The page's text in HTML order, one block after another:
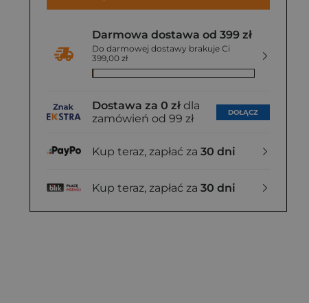
Darmowa dostawa od 399 zł
Do darmowej dostawy brakuje Ci
399,00 zł
Dostawa za 0 zł dla
zamówień od 99 zł
DOŁĄCZ
Kup teraz, zapłać za 30 dni
Kup teraz, zapłać za 30 dni